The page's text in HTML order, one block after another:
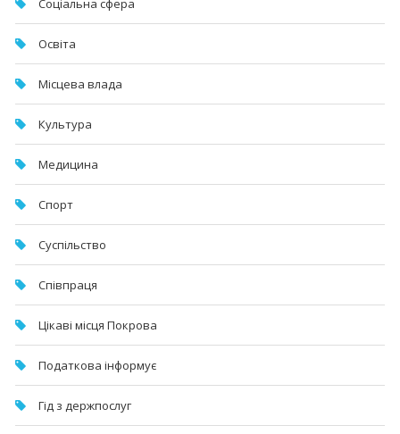
Соціальна сфера
Освіта
Місцева влада
Культура
Медицина
Спорт
Суспільство
Співпраця
Цікаві місця Покрова
Податкова інформує
Гід з держпослуг